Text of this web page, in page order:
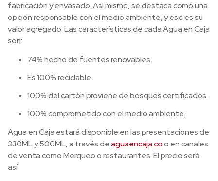
fabricación y envasado. Así mismo, se destaca como una
opción responsable con el medio ambiente, y ese es su
valor agregado. Las características de cada Agua en Caja
son:
74% hecho de fuentes renovables.
Es 100% reciclable.
100% del cartón proviene de bosques certificados.
100% comprometido con el medio ambiente.
Agua en Caja estará disponible en las presentaciones de
330ML y 500ML, a través deaguaencaja.coo en canales
de venta como Merqueo o restaurantes. El precio será
así: